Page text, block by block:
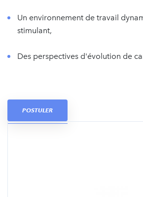
Un environnement de travail
stimulant,
Des perspectives d'évolution de
POSTULER